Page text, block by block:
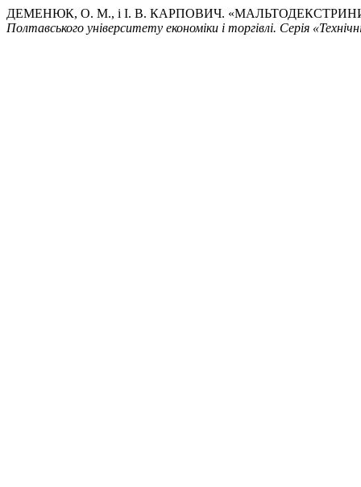
ДЕМЕНЮК, О. М., і І. В. КАРПОВИЧ.
Полтавського університету економіки і торгівлі. Серія